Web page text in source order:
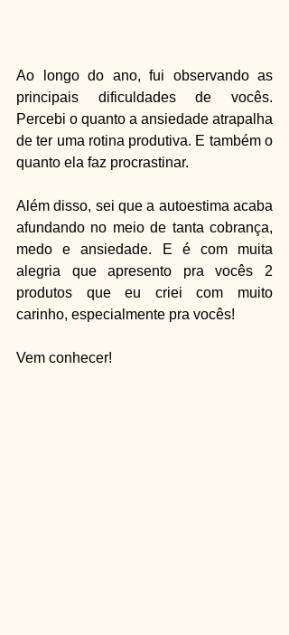
Ao longo do ano, fui observando as
principais dificuldades de vocês.
Percebi o quanto a ansiedade atrapalha
de ter uma rotina produtiva. E também o
quanto ela faz procrastinar.
Além disso, sei que a autoestima acaba
afundando no meio de tanta cobrança,
medo e ansiedade. E é com muita
alegria que apresento pra vocês 2
produtos que eu criei com muito
carinho, especialmente pra vocês!
Vem conhecer!